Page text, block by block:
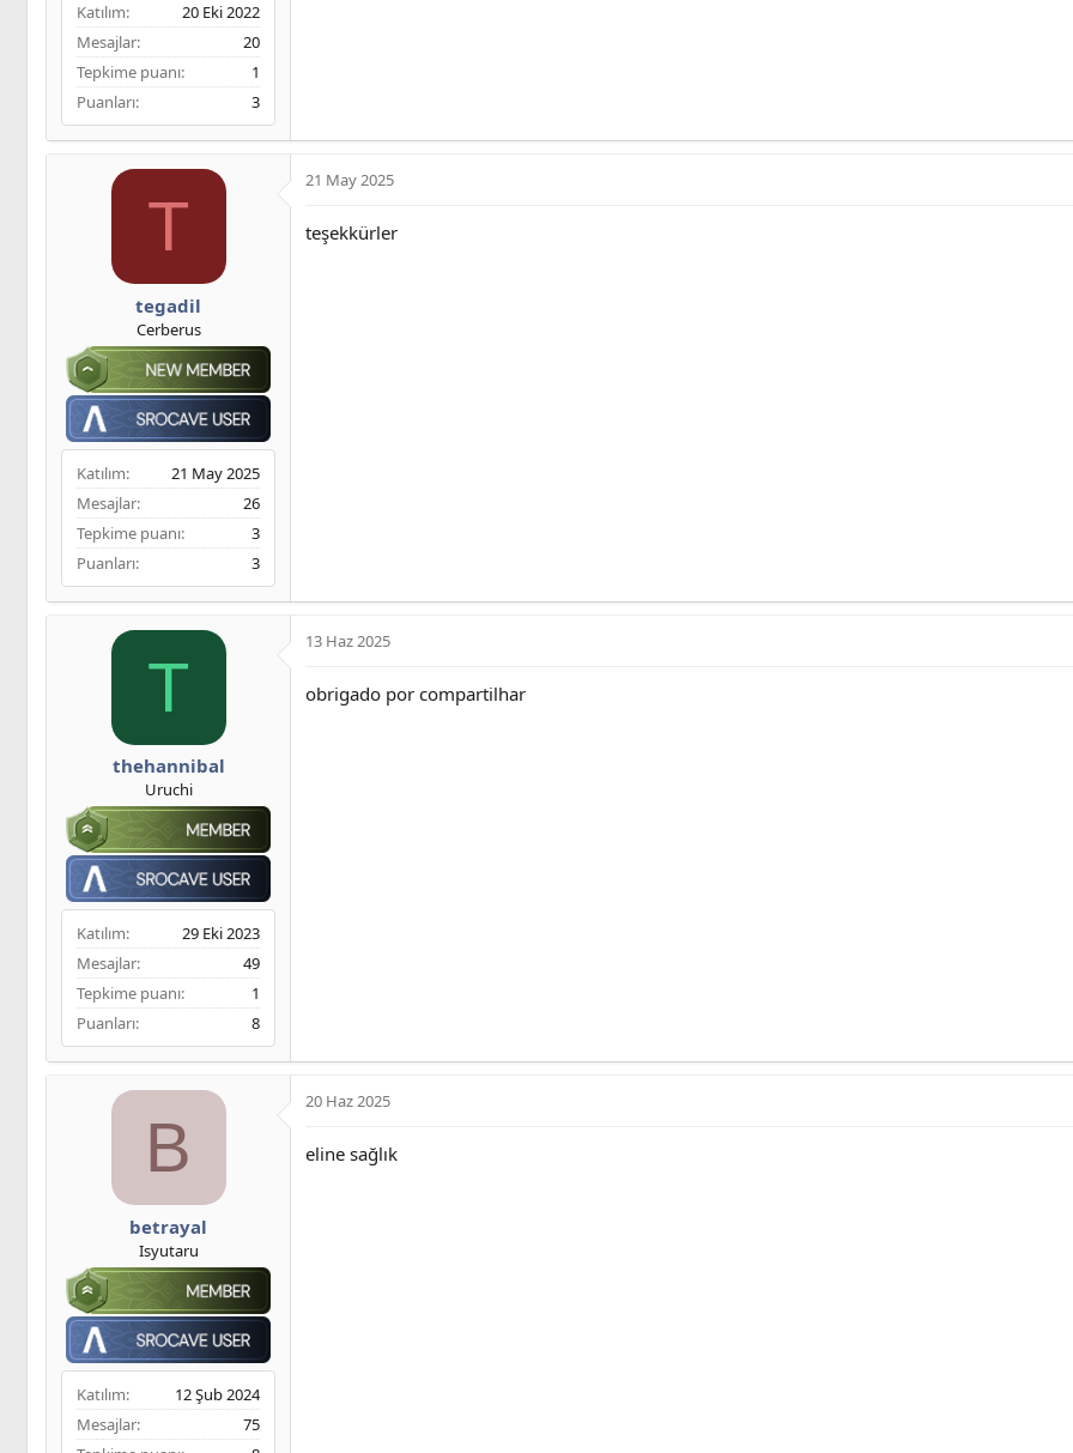
Katılım
20 Eki 2022
Mesajlar
20
Tepkime puanı
1
Puanları
3
T
tegadil
Cerberus
Katılım
21 May 2025
Mesajlar
26
Tepkime puanı
3
Puanları
3
21 May 2025
teşekkürler
T
thehannibal
Uruchi
Katılım
29 Eki 2023
Mesajlar
49
Tepkime puanı
1
Puanları
8
13 Haz 2025
obrigado por compartilhar
B
betrayal
Isyutaru
Katılım
12 Şub 2024
Mesajlar
75
20 Haz 2025
eline sağlık